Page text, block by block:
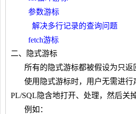
参数游标
解决多行记录的查询问题
fetch游标
二、
隐式游标
所有的隐式游标都被假设为只返
使用隐式游标时，用户无需进行
PL/SQL 隐含地打开、处理，然后关
例如：